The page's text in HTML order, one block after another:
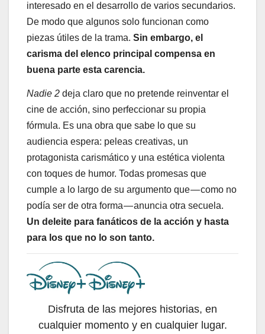
interesado en el desarrollo de varios secundarios.
De modo que algunos solo funcionan como
piezas útiles de la trama. Sin embargo, el
carisma del elenco principal compensa en
buena parte esta carencia.
Nadie 2 deja claro que no pretende reinventar el
cine de acción, sino perfeccionar su propia
fórmula. Es una obra que sabe lo que su
audiencia espera: peleas creativas, un
protagonista carismático y una estética violenta
con toques de humor. Todas promesas que
cumple a lo largo de su argumento que — como no
podía ser de otra forma — anuncia otra secuela.
Un deleite para fanáticos de la acción y hasta
para los que no lo son tanto.
Disfruta de las mejores historias, en
cualquier momento y en cualquier lugar.